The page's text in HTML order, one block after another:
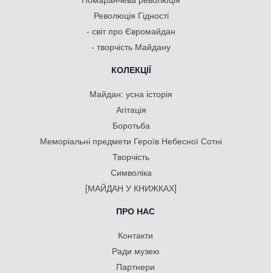
Революція Гідності
- світ про Євромайдан
- творчість Майдану
КОЛЕКЦІЇ
Майдан: усна історія
Агітація
Боротьба
Меморіальні предмети Героїв Небесної Сотні
Творчість
Символіка
[МАЙДАН У КНИЖКАХ]
ПРО НАС
Контакти
Ради музею
Партнери